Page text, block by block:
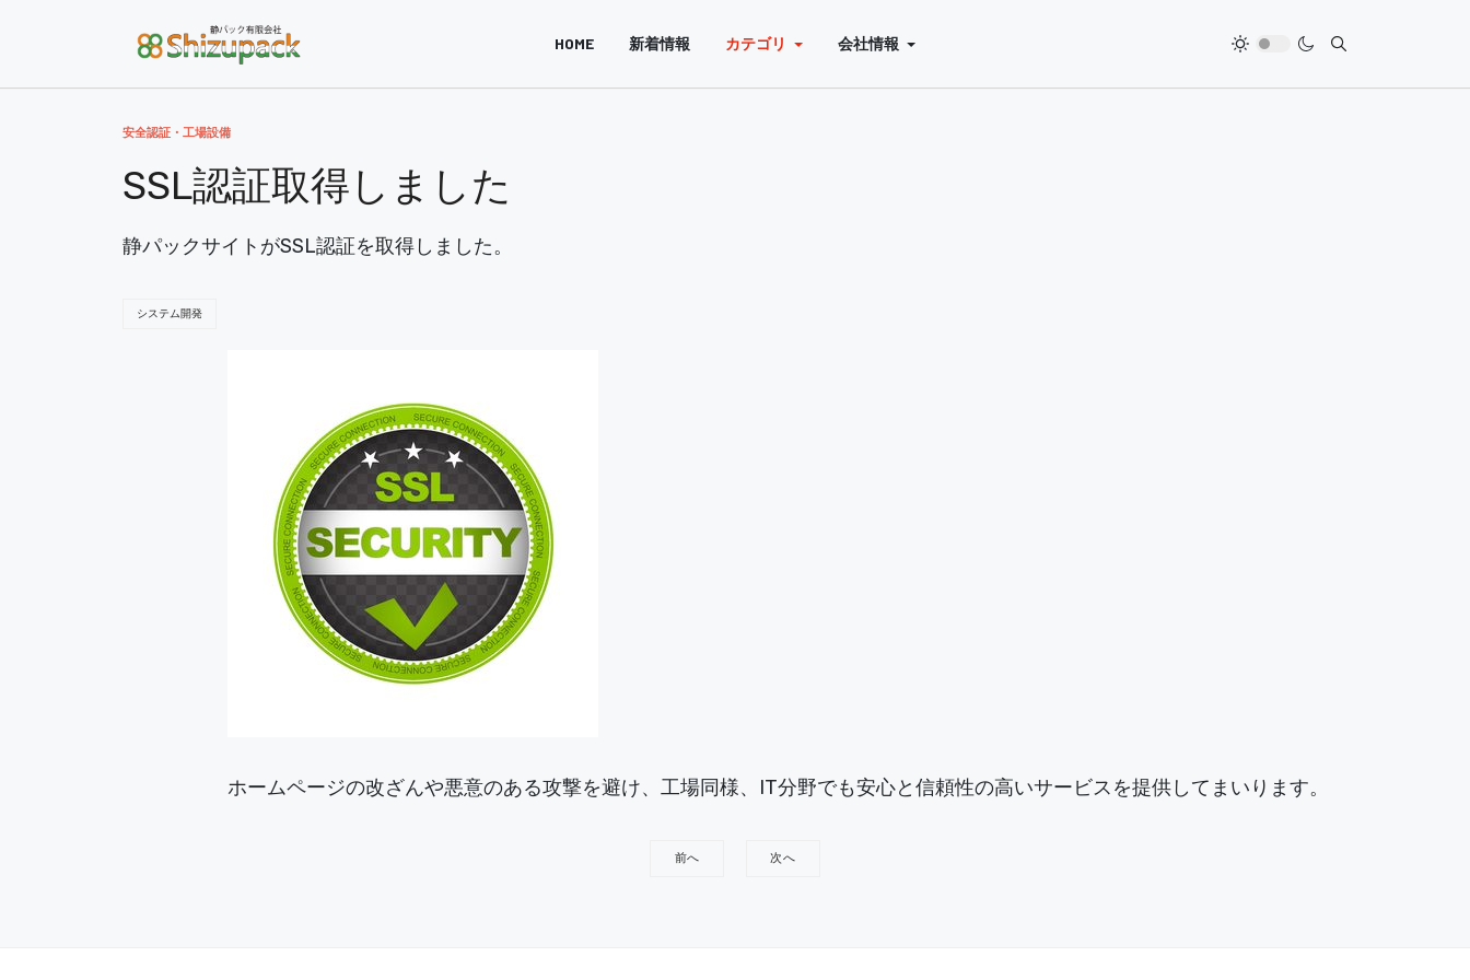
HOME 新着情報 カテゴリ 会社情報
安全認証・工場設備
SSL認証取得しました
静パックサイトがSSL認証を取得しました。
システム開発
ホームページの改ざんや悪意のある攻撃を避け、工場同様、IT分野でも安心と信頼性の高いサービスを提供してまいります。
前へ 次へ